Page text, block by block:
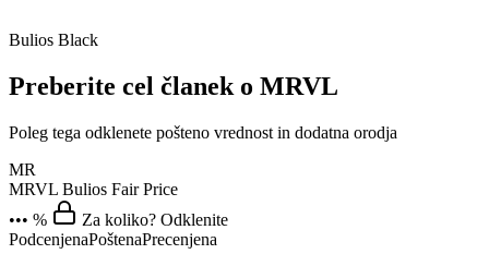
Bulios Black
Preberite cel članek o MRVL
Poleg tega odklenete pošteno vrednost in dodatna orodja
MR
MRVL Bulios Fair Price
••• %
Za koliko? Odklenite
PodcenjenaPoštenaPrecenjena